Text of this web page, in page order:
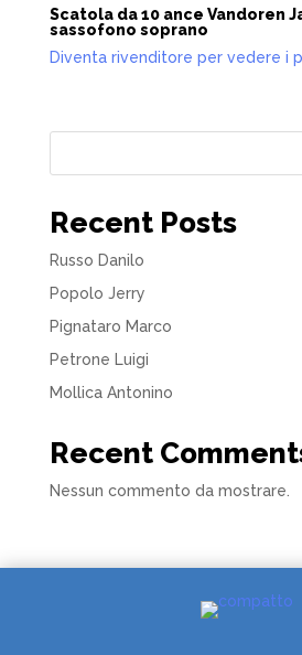
Scatola da 10 ance Vandoren
sassofono soprano
Diventa rivenditore per vedere i
Recent Posts
Russo Danilo
Popolo Jerry
Pignataro Marco
Petrone Luigi
Mollica Antonino
Recent
Nessun commento da mostrare.